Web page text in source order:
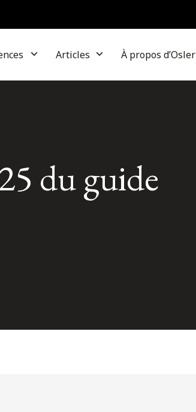
Articles À propos d’Osler
du guide